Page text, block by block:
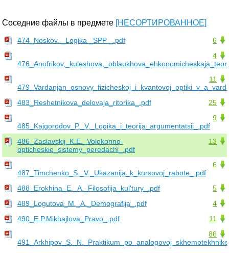
Соседние файлы в предмете [НЕСОРТИРОВАННОЕ]
6
474_Noskov. _Logika _SPP _.pdf
4
11
25
483_Reshetnikova_delovaja_ritorika_.pdf
9
485_Kajgorodov_P._V._Logika_i_teorija_argumentatsii_.pdf
13
486_Zaslavskij_K.E._Volokonno-
opticheskie_sistemy_peredachi_.pdf
6
487_Timchenko_S._V._Ukazanija_k_kursovoj_rabote_.pdf
5
488_Erokhina_E._A._Filosofija_kul'tury_.pdf
4
489_Logutova_M._A._Demografija_.pdf
11
490_E.P.Mikhajlova_Pravo_.pdf
86